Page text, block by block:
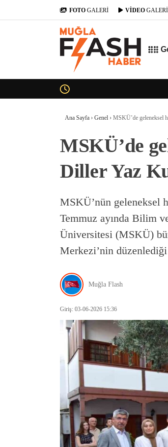
FOTO GALERİ VİDEO GALERİ
Ana Sayfa › Genel › MSKÜ’de geleneksel
MSKÜ’de
Diller Yaz
MSKÜ’nün geleneksel
Temmuz ayında Bilim
Üniversitesi (MSKÜ)
Merkezi’nin
Muğla Flash
Giriş: 03-06-2026 15:36